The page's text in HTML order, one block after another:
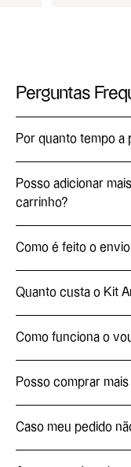
Perguntas
Por quanto tempo a
Posso adicionar
carrinho?
Como é feito o
Quanto custa o Kit
Como funciona o
Posso comprar
Caso meu pedido